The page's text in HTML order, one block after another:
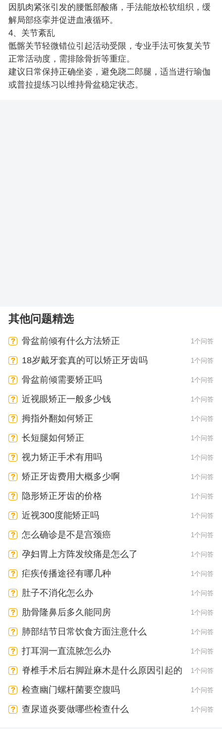
因肌肉紧张引发的腰骶部酸痛，手法能放松软组织，缓
解局部痉挛并促进血液循环。
4、关节紊乱
骶髂关节轻微错位引起活动受限，专业手法可恢复关节
正常活动度，需排除骨折等重症。
建议日常保持正确坐姿，避免跷二郎腿，适当进行瑜伽
或普拉提练习以维持骨盆稳定状态。
其他问题精选
骨盆前倾有什么方法矫正 1个问答
18岁戴牙套真的可以矫正牙齿吗 1个问答
骨盆前倾需要矫正吗 1个问答
近视眼矫正一般多少钱 1个问答
拇指外翻如何矫正 1个问答
长短腿如何矫正 1个问答
视力矫正手术有用吗 1个问答
矫正牙齿费用大概多少啊 1个问答
隐形矫正牙齿的价格 1个问答
近视300度能矫正吗 1个问答
怎么确诊是不是宫颈癌 1个问答
孕妇胃上方阵发绞痛是怎么了 1个问答
疟疾传播途径有哪几种 1个问答
肚子不消化怎么办 1个问答
肋骨隆鼻后多久能同房 1个问答
肺部结节日常饮食方面注意什么 1个问答
打耳洞一直流脓怎么办 1个问答
脊椎手术后右脚趾麻木是什么原因引起的 1个问答
检查幽门螺杆菌要空腹吗 1个问答
查尿道炎要做哪些检查什么 1个问答